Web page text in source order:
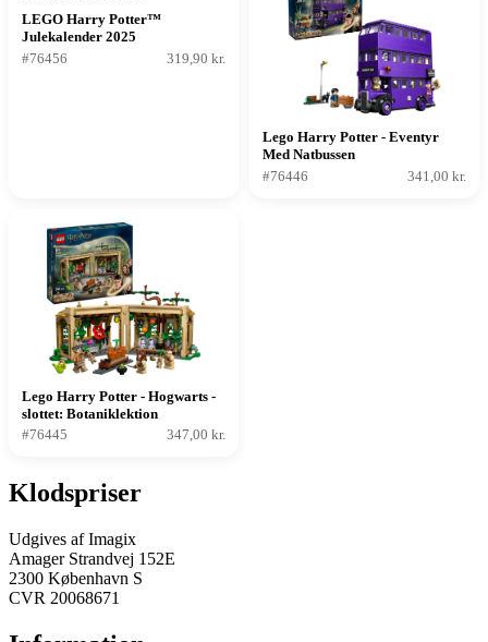
LEGO Harry Potter™
Julekalender 2025
#76456
319,90 kr.
Lego Harry Potter - Eventyr
Med Natbussen
#76446
341,00 kr.
Lego Harry Potter - Hogwarts -
slottet: Botaniklektion
#76445
347,00 kr.
Klodspriser
Udgives af Imagix
Amager Strandvej 152E
2300 København S
CVR 20068671